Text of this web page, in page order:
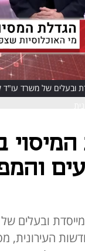
ובעלים של משרד
מייסדת ובעלים
העירונית,